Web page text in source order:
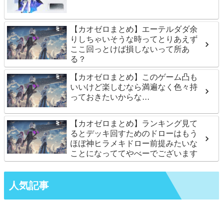
【カオゼロまとめ】エーテルダダ余
りしちゃいそうな時ってとりあえず
ここ回っとけば損しないって所あ
る？
【カオゼロまとめ】このゲーム凸も
いいけど楽しむなら満遍なく色々持
っておきたいからな…
【カオゼロまとめ】ランキング見て
るとデッキ回すためのドローはもう
ほぼ神ヒラメキドロー前提みたいな
ことになっててやべーでございます
人気記事